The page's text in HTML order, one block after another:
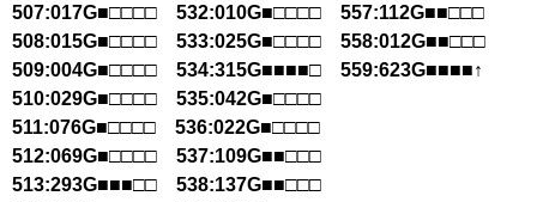
507:017G■□□□□ 532:010G■□□□□ 557:112G■■□□□
508:015G■□□□□ 533:025G■□□□□ 558:012G■■□□□
509:004G■□□□□ 534:315G■■■■□ 559:623G■■■■↑
510:029G■□□□□ 535:042G■□□□□
511:076G■□□□□ 536:022G■□□□□
512:069G■□□□□ 537:109G■■□□□
513:293G■■■□□ 538:137G■■□□□